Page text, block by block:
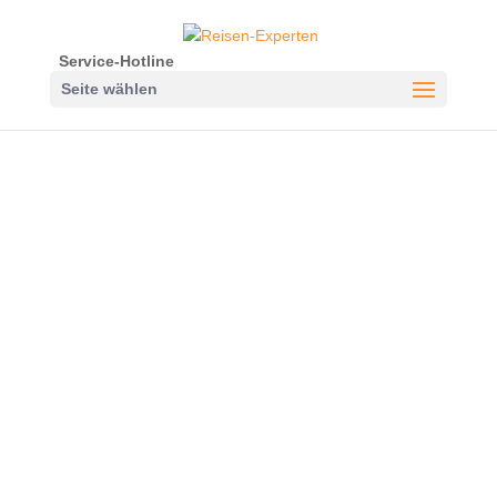
Service-Hotline
Seite wählen